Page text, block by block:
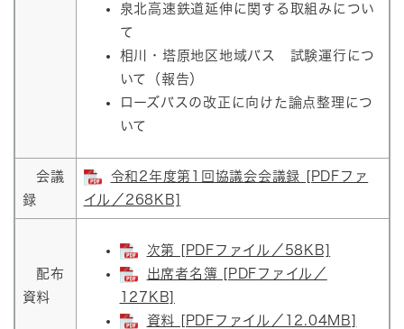
泉北高速鉄道延伸に関する取組みについ
て
相川・塔原地区地域バス 試験運行につ
いて（報告）
ローズバスの改正に向けた論点整理につ
いて
会議
録
令和2年度第1回協議会会議録 [PDFファ
イル／268KB]
配布
資料
次第 [PDFファイル／58KB]
出席者名簿 [PDFファイル／
127KB]
資料 [PDFファイル／12.04MB]